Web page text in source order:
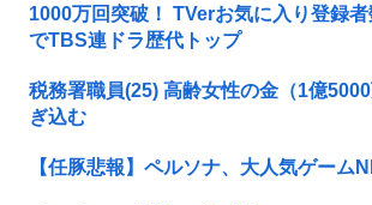
1000万回突破！ TVerお気に入り登録者
でTBS連ドラ歴代トップ
税務署職員(25) 高齢女性の金（1億
ぎ込む
【任豚悲報】ペルソナ、大人気ゲーム